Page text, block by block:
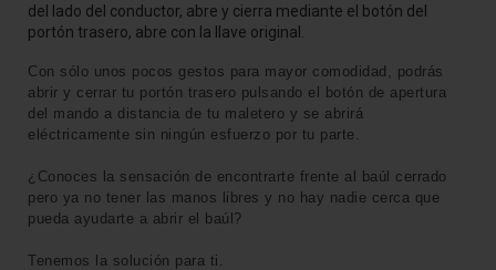
del lado del conductor, abre y cierra mediante el botón del
portón trasero, abre con la llave original.
Con sólo unos pocos gestos para mayor comodidad, podrás
abrir y cerrar tu portón trasero pulsando el botón de apertura
del mando a distancia de tu maletero y se abrirá
eléctricamente sin ningún esfuerzo por tu parte.
¿Conoces la sensación de encontrarte frente al baúl cerrado
pero ya no tener las manos libres y no hay nadie cerca que
pueda ayudarte a abrir el baúl?
Tenemos la solución para ti.